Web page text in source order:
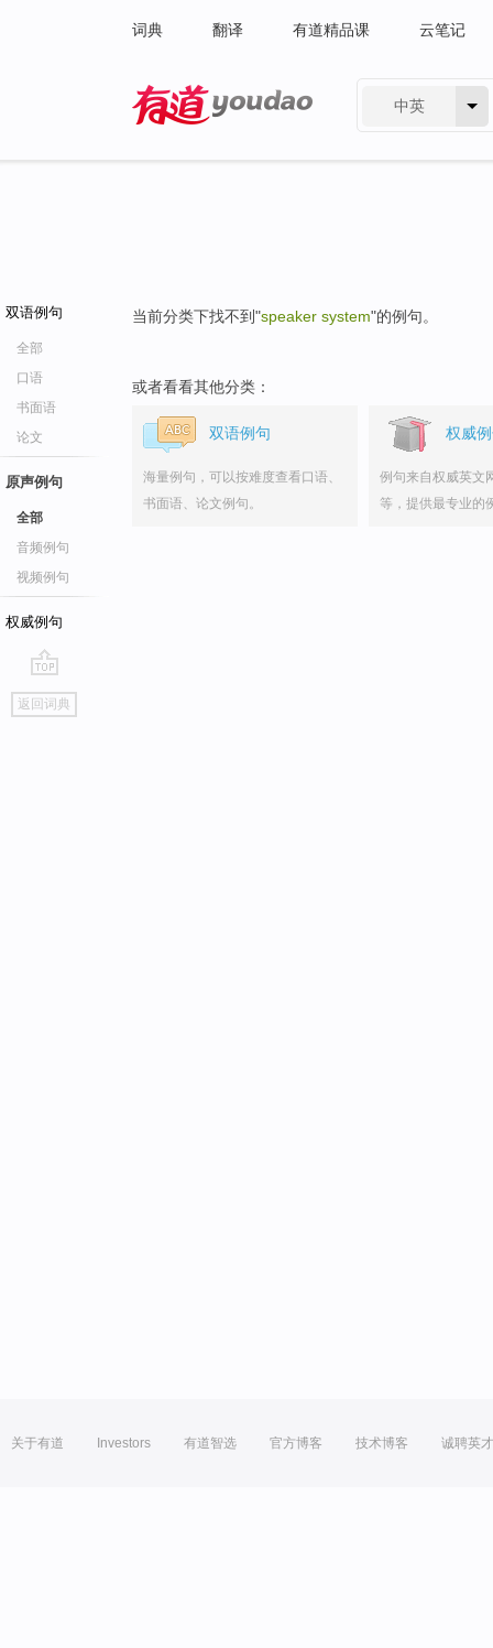
词典 翻译 有道精品课 云笔记
中英
双语例句
全部
口语
书面语
论文
原声例句
全部
音频例句
视频例句
权威例句
go
top
返回词典
当前分类下找不到"speaker system"的例句。
或者看看其他分类：
双语例句
海量例句，可以按难度查看口语、
书面语、论文例句。
权威
例句来自权威英文
等，提供最专业的
关于有道 Investors 有道智选 官方博客 技术博客 诚聘英才